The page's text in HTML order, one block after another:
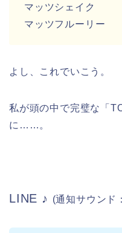
マッツシェイク
マッツフルーリー
よし、これでいこう。
私が頭の中で完璧な「
に……。
LINE ♪ (通知サウンド